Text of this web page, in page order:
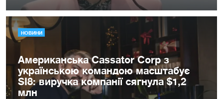
НОВИНИ
Американська Cassator Corp з
українською командою масштабує
SI8: виручка компанії сягнула $1,2
млн